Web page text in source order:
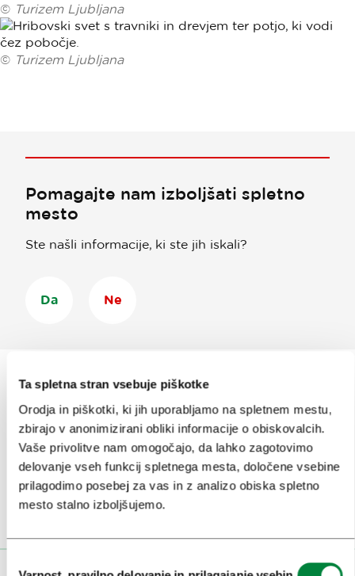
Ta spletna stran vsebuje piškotke
Orodja in piškotki, ki jih uporabljamo na spletnem mestu,
zbirajo v anonimizirani obliki informacije o obiskovalcih.
Vaše privolitve nam omogočajo, da lahko zagotovimo
delovanje vseh funkcij spletnega mesta, določene vsebine
prilagodimo posebej za vas in z analizo obiska spletno
mesto stalno izboljšujemo.
© Turizem Ljubljana
© Turizem Ljubljana
Pomagajte nam izboljšati spletno
mesto
Ste našli informacije, ki ste jih iskali?
Da Ne
Prijavi se nae-novice
Ali nam sledi na: